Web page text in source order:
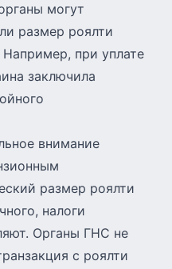
могут
размер роялти
при уплате
заключила
внимание
размер роялти
налоги
Органы ГНС не
с роялти